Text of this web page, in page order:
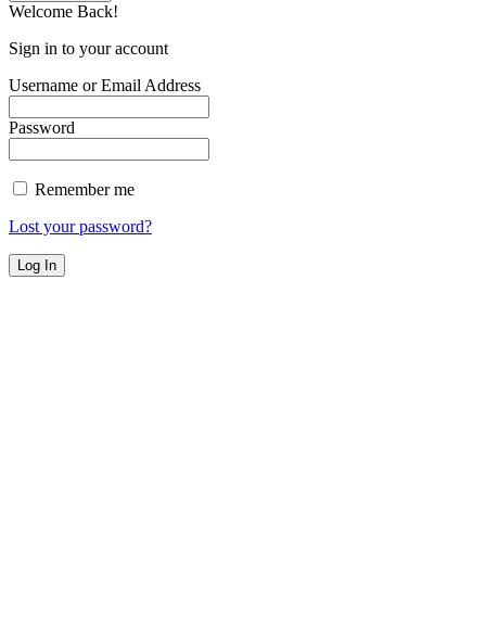
Welcome Back!
Sign in to your account
Username or Email Address
Password
Remember me
Lost your password?